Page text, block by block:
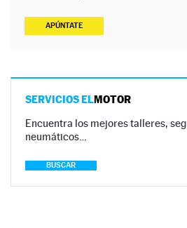
APÚNTATE
SERVICIOS ELMOTOR
Encuentra los mejores talleres,
neumáticos…
BUSCAR